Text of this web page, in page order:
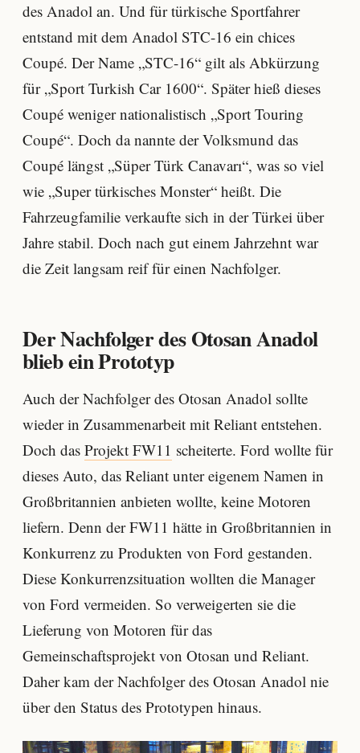
des Anadol an. Und für türkische Sportfahrer
entstand mit dem Anadol STC-16 ein chices
Coupé. Der Name „STC-16“ gilt als Abkürzung
für „Sport Turkish Car 1600“. Später hieß dieses
Coupé weniger nationalistisch „Sport Touring
Coupé“. Doch da nannte der Volksmund das
Coupé längst „Süper Türk Canavarı“, was so viel
wie „Super türkisches Monster“ heißt. Die
Fahrzeugfamilie verkaufte sich in der Türkei über
Jahre stabil. Doch nach gut einem Jahrzehnt war
die Zeit langsam reif für einen Nachfolger.
Der Nachfolger des Otosan Anadol
blieb ein Prototyp
Auch der Nachfolger des Otosan Anadol sollte
wieder in Zusammenarbeit mit Reliant entstehen.
Doch das Projekt FW11 scheiterte. Ford wollte für
dieses Auto, das Reliant unter eigenem Namen in
Großbritannien anbieten wollte, keine Motoren
liefern. Denn der FW11 hätte in Großbritannien in
Konkurrenz zu Produkten von Ford gestanden.
Diese Konkurrenzsituation wollten die Manager
von Ford vermeiden. So verweigerten sie die
Lieferung von Motoren für das
Gemeinschaftsprojekt von Otosan und Reliant.
Daher kam der Nachfolger des Otosan Anadol nie
über den Status des Prototypen hinaus.